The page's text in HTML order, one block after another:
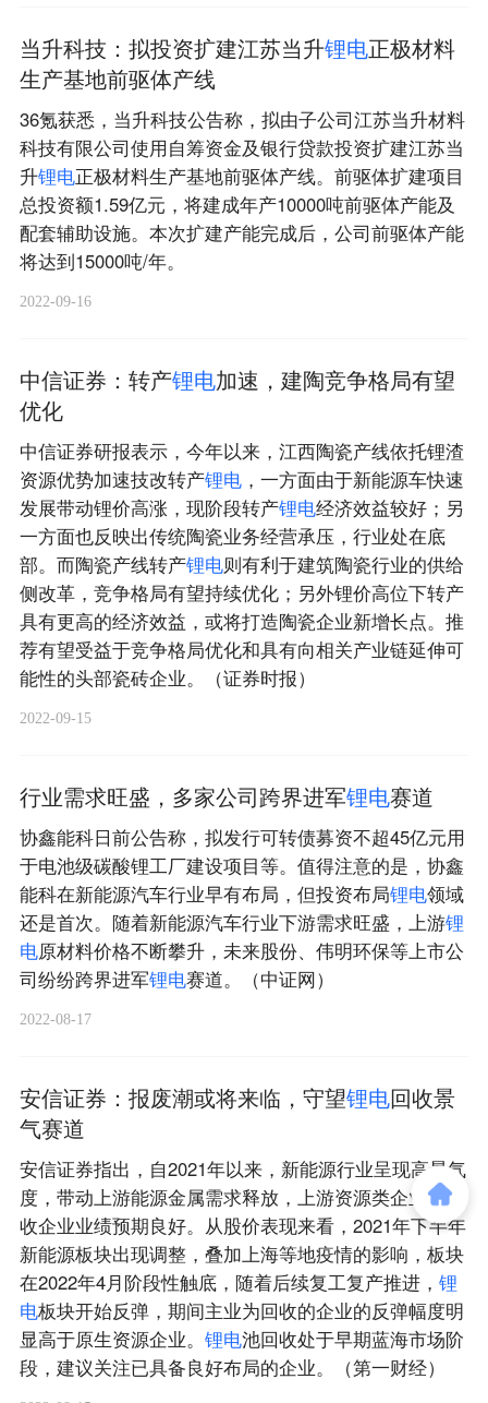
当升科技：拟投资扩建江苏当升锂电正极材料
生产基地前驱体产线
36氪获悉，当升科技公告称，拟由子公司江苏当升材料
科技有限公司使用自筹资金及银行贷款投资扩建江苏当
升锂电正极材料生产基地前驱体产线。前驱体扩建项目
总投资额1.59亿元，将建成年产10000吨前驱体产能及
配套辅助设施。本次扩建产能完成后，公司前驱体产能
将达到15000吨/年。
2022-09-16
中信证券：转产锂电加速，建陶竞争格局有望
优化
中信证券研报表示，今年以来，江西陶瓷产线依托锂渣
资源优势加速技改转产锂电，一方面由于新能源车快速
发展带动锂价高涨，现阶段转产锂电经济效益较好；另
一方面也反映出传统陶瓷业务经营承压，行业处在底
部。而陶瓷产线转产锂电则有利于建筑陶瓷行业的供给
侧改革，竞争格局有望持续优化；另外锂价高位下转产
具有更高的经济效益，或将打造陶瓷企业新增长点。推
荐有望受益于竞争格局优化和具有向相关产业链延伸可
能性的头部瓷砖企业。（证券时报）
2022-09-15
行业需求旺盛，多家公司跨界进军锂电赛道
协鑫能科日前公告称，拟发行可转债募资不超45亿元用
于电池级碳酸锂工厂建设项目等。值得注意的是，协鑫
能科在新能源汽车行业早有布局，但投资布局锂电领域
还是首次。随着新能源汽车行业下游需求旺盛，上游锂
电原材料价格不断攀升，未来股份、伟明环保等上市公
司纷纷跨界进军锂电赛道。（中证网）
2022-08-17
安信证券：报废潮或将来临，守望锂电回收景
气赛道
安信证券指出，自2021年以来，新能源行业呈现高景气
度，带动上游能源金属需求释放，上游资源类企业及回
收企业业绩预期良好。从股价表现来看，2021年下半年
新能源板块出现调整，叠加上海等地疫情的影响，板块
在2022年4月阶段性触底，随着后续复工复产推进， 锂
电板块开始反弹，期间主业为回收的企业的反弹幅度明
显高于原生资源企业。 锂电池回收处于早期蓝海市场阶
段，建议关注已具备良好布局的企业。（第一财经）